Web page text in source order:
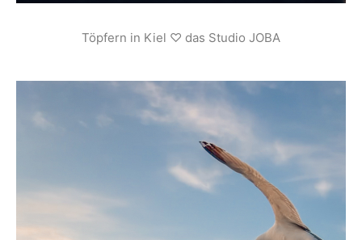
Töpfern in Kiel ♡ das Studio JOBA